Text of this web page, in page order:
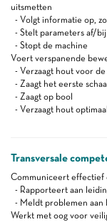
uitsmetten
- Volgt informatie op,
- Stelt parameters af/bij
- Stopt de machine
Voert verspanende
- Verzaagt hout voor
- Zaagt het eerste
- Zaagt op bool
- Verzaagt hout
Transversale
Communiceert effectief
- Rapporteert aan
- Meldt problemen
Werkt met oog voor